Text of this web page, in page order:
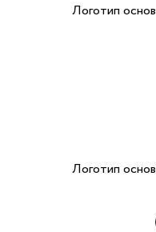
Логотип
Логотип